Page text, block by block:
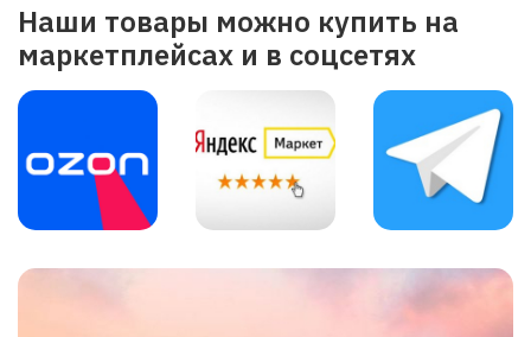
Наши товары можно купить на
маркетплейсах и в соцсетях